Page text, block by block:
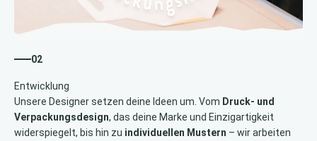
02
Unsere Designer setzen deine Ideen um. Vom Druck- und
Verpackungsdesign, das deine Marke und Einzigartigkeit
widerspiegelt, bis hin zu individuellen Mustern – wir arbeiten